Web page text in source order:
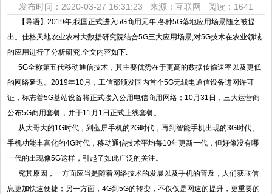
发布时间：2020-03-27 16:31:23 来源：互联网 阅读：1641
【导语】2019年,我国正式进入5G商用元年,各种5G落地应用场景随之被提
出。佳格天地农业农村大数据研究院结合5G三大应用场景,对5G技术在农业领域
的应用进行了分析研究,全文内容如下.
5G全称第五代移动通信技术，其主要优势在于更高的数据传输速率以及更低
的网络延迟。2019年10月，工信部颁发国内首个5G无线电通信设备进网许可
证，标志着5G基站设备将正式接入公用电信商用网络；10月31日，三大运营商
公布5G商用套餐，并于11月1日正式上线套餐。
从大哥大的1G时代，到蓝屏手机的2G时代，再到智能手机出现的3G时代、
手机功能丰富化的4G时代，移动通信技术平均每10年更新一代，但好像没有哪
一代的出现像5G这样，引起了如此广泛的关注。
究其原因，一方面应当是随着网络技术的发展以及手机的普及，人们获取信
息更加快速便捷；另一方面，4G到5G的转变，不仅仅是网速的提升，更重要的